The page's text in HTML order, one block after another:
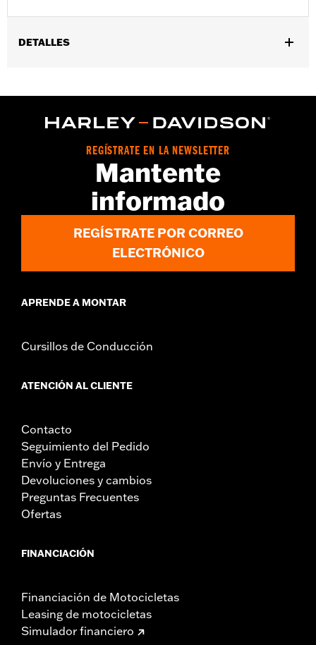
DETALLES
Posición en la moto:Delantero
Contenido del embalaje:Cojinetes, espaciadores y una hoja de
REGÍSTRATE EN LA NEWSLETTER
Mantente
informado
REGÍSTRATE POR CORREO
ELECTRÓNICO
APRENDE A MONTAR
Cursillos de Conducción
ATENCIÓN AL CLIENTE
Contacto
Seguimiento del Pedido
Envío y Entrega
Devoluciones y cambios
Preguntas Frecuentes
Ofertas
FINANCIACIÓN
Financiación de Motocicletas
Leasing de motocicletas
Simulador financiero